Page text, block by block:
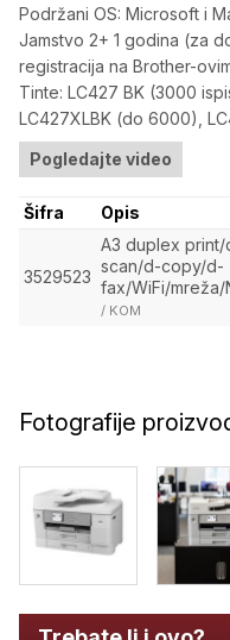
Podržani OS: Microsoft i
Jamstvo 2+ 1 godina (za
registracija na Brother-
Tinte: LC427 BK (3000
LC427XLBK (do 6000),
Pogledajte video
Šifra Opis
3529523
A3 duplex print/
scan/d-copy/d-
fax/WiFi/mreža/
/ KOM
Fotografije